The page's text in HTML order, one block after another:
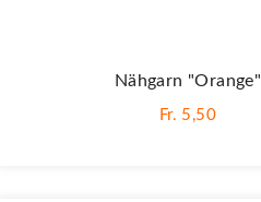
Nähgarn "orange"
Fr. 5,50